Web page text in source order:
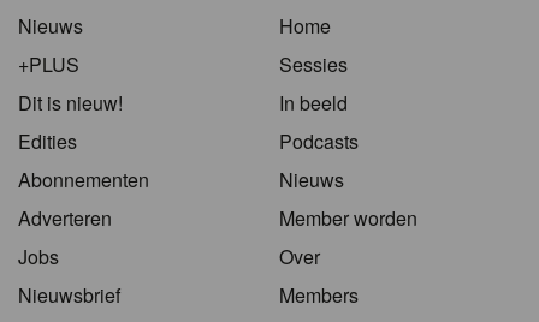
Nieuws
+PLUS
Dit is nieuw!
Edities
Abonnementen
Adverteren
Jobs
Nieuwsbrief
Home
Sessies
In beeld
Podcasts
Nieuws
Member worden
Over
Members